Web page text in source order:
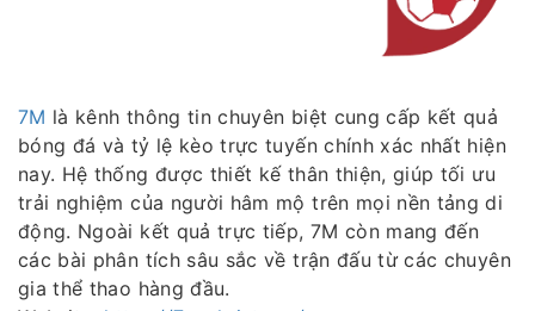
7M là kênh thông tin chuyên biệt cung cấp kết quả
bóng đá và tỷ lệ kèo trực tuyến chính xác nhất hiện
nay. Hệ thống được thiết kế thân thiện, giúp tối ưu
trải nghiệm của người hâm mộ trên mọi nền tảng di
động. Ngoài kết quả trực tiếp, 7M còn mang đến
các bài phân tích sâu sắc về trận đấu từ các chuyên
gia thể thao hàng đầu.